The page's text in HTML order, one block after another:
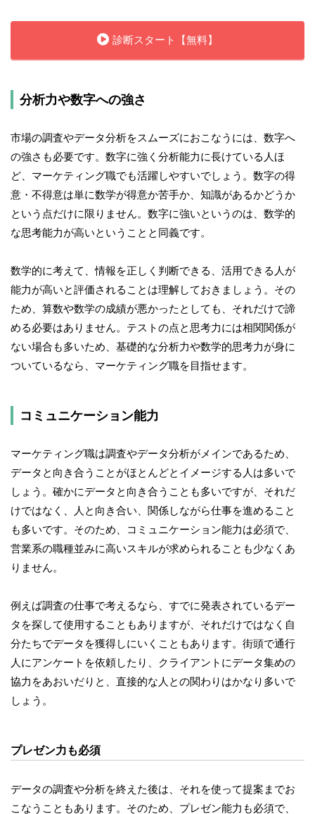
診断スタート【無料】
分析力や数字への強さ
市場の調査やデータ分析をスムーズにおこなうには、数字へ
の強さも必要です。数字に強く分析能力に長けている人ほ
ど、マーケティング職でも活躍しやすいでしょう。数字の得
意・不得意は単に数学が得意か苦手か、知識があるかどうか
という点だけに限りません。数字に強いというのは、数学的
な思考能力が高いということと同義です。
数学的に考えて、情報を正しく判断できる、活用できる人が
能力が高いと評価されることは理解しておきましょう。その
ため、算数や数学の成績が悪かったとしても、それだけで諦
める必要はありません。テストの点と思考力には相関関係が
ない場合も多いため、基礎的な分析力や数学的思考力が身に
ついているなら、マーケティング職を目指せます。
コミュニケーション能力
マーケティング職は調査やデータ分析がメインであるため、
データと向き合うことがほとんどとイメージする人は多いで
しょう。確かにデータと向き合うことも多いですが、それだ
けではなく、人と向き合い、関係しながら仕事を進めること
も多いです。そのため、コミュニケーション能力は必須で、
営業系の職種並みに高いスキルが求められることも少なくあ
りません。
例えば調査の仕事で考えるなら、すでに発表されているデー
タを探して使用することもありますが、それだけではなく自
分たちでデータを獲得しにいくこともあります。街頭で通行
人にアンケートを依頼したり、クライアントにデータ集めの
協力をあおいだりと、直接的な人との関わりはかなり多いで
しょう。
プレゼン力も必須
データの調査や分析を終えた後は、それを使って提案までお
こなうこともあります。そのため、プレゼン能力も必須で、